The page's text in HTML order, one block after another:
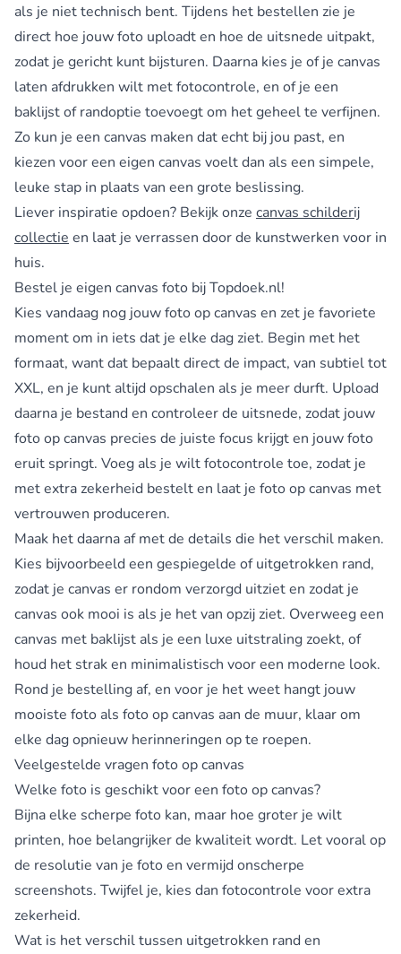
als je niet technisch bent. Tijdens het bestellen zie je
direct hoe jouw foto uploadt en hoe de uitsnede uitpakt,
zodat je gericht kunt bijsturen. Daarna kies je of je canvas
laten afdrukken wilt met fotocontrole, en of je een
baklijst of randoptie toevoegt om het geheel te verfijnen.
Zo kun je een canvas maken dat echt bij jou past, en
kiezen voor een eigen canvas voelt dan als een simpele,
leuke stap in plaats van een grote beslissing.
Liever inspiratie opdoen? Bekijk onze canvas schilderij
collectie en laat je verrassen door de kunstwerken voor in
huis.
Bestel je eigen canvas foto bij Topdoek.nl!
Kies vandaag nog jouw foto op canvas en zet je favoriete
moment om in iets dat je elke dag ziet. Begin met het
formaat, want dat bepaalt direct de impact, van subtiel tot
XXL, en je kunt altijd opschalen als je meer durft. Upload
daarna je bestand en controleer de uitsnede, zodat jouw
foto op canvas precies de juiste focus krijgt en jouw foto
eruit springt. Voeg als je wilt fotocontrole toe, zodat je
met extra zekerheid bestelt en laat je foto op canvas met
vertrouwen produceren.
Maak het daarna af met de details die het verschil maken.
Kies bijvoorbeeld een gespiegelde of uitgetrokken rand,
zodat je canvas er rondom verzorgd uitziet en zodat je
canvas ook mooi is als je het van opzij ziet. Overweeg een
canvas met baklijst als je een luxe uitstraling zoekt, of
houd het strak en minimalistisch voor een moderne look.
Rond je bestelling af, en voor je het weet hangt jouw
mooiste foto als foto op canvas aan de muur, klaar om
elke dag opnieuw herinneringen op te roepen.
Veelgestelde vragen foto op canvas
Welke foto is geschikt voor een foto op canvas?
Bijna elke scherpe foto kan, maar hoe groter je wilt
printen, hoe belangrijker de kwaliteit wordt. Let vooral op
de resolutie van je foto en vermijd onscherpe
screenshots. Twijfel je, kies dan fotocontrole voor extra
zekerheid.
Wat is het verschil tussen uitgetrokken rand en